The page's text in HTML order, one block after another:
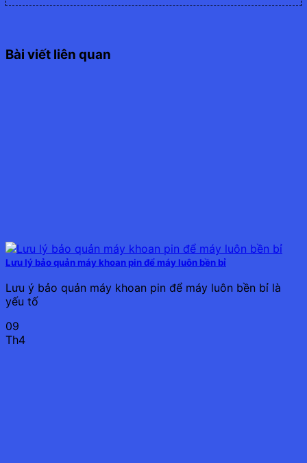
Bài viết liên quan
Lưu lý bảo quản máy khoan pin để máy luôn bền bỉ
Lưu ý bảo quản máy khoan pin để máy luôn bền bỉ là
yếu tố
09
Th4